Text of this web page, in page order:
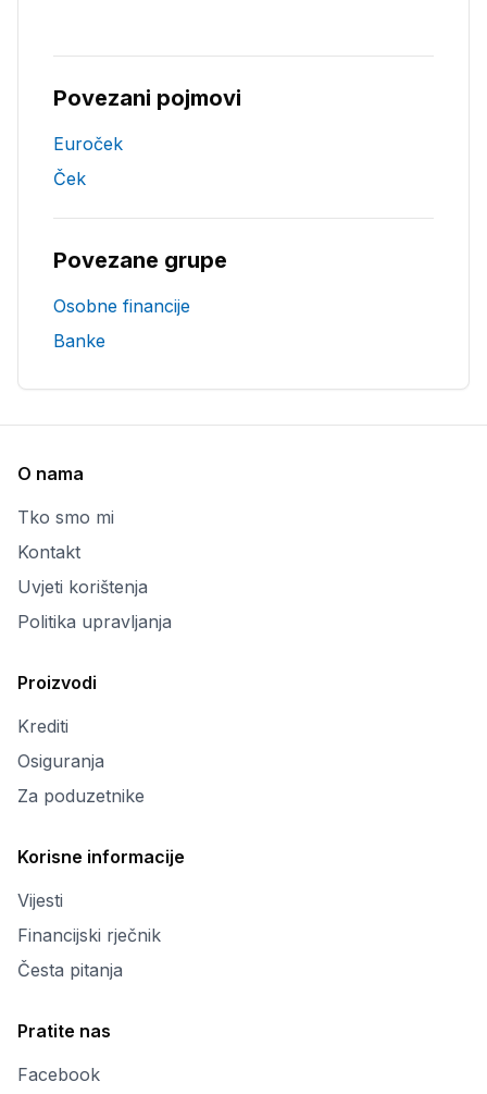
Povezani pojmovi
Euroček
Ček
Povezane grupe
Osobne financije
Banke
O nama
Tko smo mi
Kontakt
Uvjeti korištenja
Politika upravljanja
Proizvodi
Krediti
Osiguranja
Za poduzetnike
Korisne informacije
Vijesti
Financijski rječnik
Česta pitanja
Pratite nas
Facebook